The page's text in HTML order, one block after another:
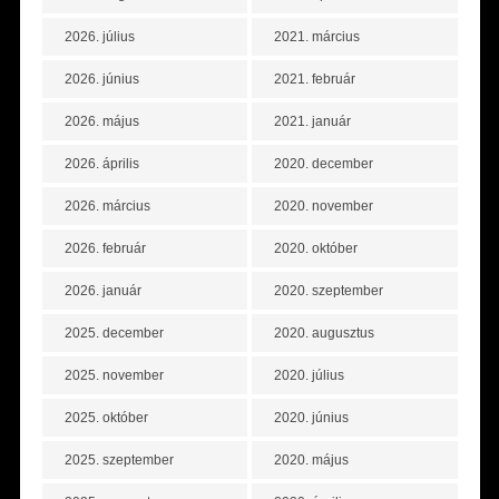
2026. július
2026. június
2026. május
2026. április
2026. március
2026. február
2026. január
2025. december
2025. november
2025. október
2025. szeptember
2021. március
2021. február
2021. január
2020. december
2020. november
2020. október
2020. szeptember
2020. augusztus
2020. július
2020. június
2020. május